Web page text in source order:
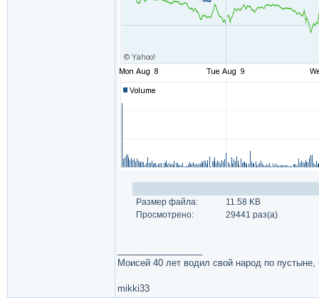
Размер файла:
11.58 KB
Просмотрено:
29441 раз(а)
Моисей 40 лет водил свой народ по
mikki33